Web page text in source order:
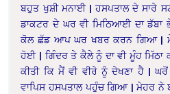
ਬਹੁਤ ਖੁਸ਼ੀ ਮਨਾਈ | ਹਸਪਤਾਲ ਦੇ ਸਾਰੇ
ਡਾਕਟਰ ਦੇ ਘਰ ਵੀ ਮਿਠਿਆਈ ਦਾ ਡੱਬਾ
ਕੋਲ ਛੱਡ ਆਪ ਘਰ ਖਬਰ ਕਰਨ ਗਿਆ |
ਹੋਈ | ਗਿੰਦਰ ਤੇ ਕੈਲੇ ਨੂੰ ਦਾ ਵੀ ਮੂੰਹ
ਕੀਤੀ ਕਿ ਮੈਂ ਵੀ ਵੀਰੇ ਨੂੰ ਦੇਖਣਾ ਹੈ |
ਵਾਪਿਸ ਹਸਪਤਾਲ ਪਹੁੰਚ ਗਿਆ | ਮੇਹਰ ਨੇ